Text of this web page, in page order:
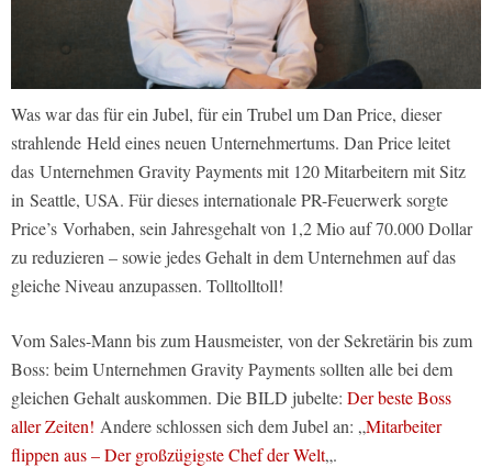
Was war das für ein Jubel, für ein Trubel um Dan Price, dieser
strahlende Held eines neuen Unternehmertums. Dan Price leitet
das Unternehmen Gravity Payments mit 120 Mitarbeitern mit Sitz
in Seattle, USA. Für dieses internationale PR-Feuerwerk sorgte
Price’s Vorhaben, sein Jahresgehalt von 1,2 Mio auf 70.000 Dollar
zu reduzieren – sowie jedes Gehalt in dem Unternehmen auf das
gleiche Niveau anzupassen. Tolltolltoll!
Vom Sales-Mann bis zum Hausmeister, von der Sekretärin bis zum
Boss: beim Unternehmen Gravity Payments sollten alle bei dem
gleichen Gehalt auskommen. Die BILD jubelte: Der beste Boss
aller Zeiten! Andere schlossen sich dem Jubel an: „Mitarbeiter
flippen aus – Der großzügigste Chef der Welt„.